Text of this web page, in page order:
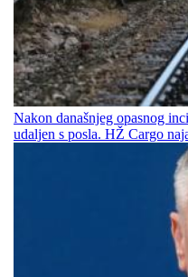
Nakon današnjeg opasnog
udaljen s posla. HŽ Cargo